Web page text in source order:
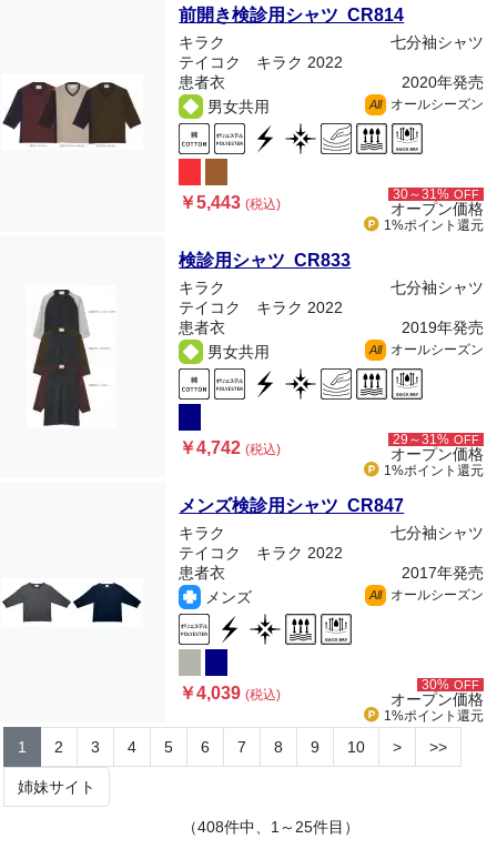
前開き検診用シャツ CR814
キラク
七分袖シャツ
テイコク キラク 2022
患者衣
2020年発売
男女共用
All オールシーズン
￥5,443(税込)
30～31% OFF
オープン価格
1%ポイント 還元
検診用シャツ CR833
キラク
七分袖シャツ
テイコク キラク 2022
患者衣
2019年発売
男女共用
All オールシーズン
￥4,742(税込)
29～31% OFF
オープン価格
1%ポイント 還元
メンズ検診用シャツ CR847
キラク
七分袖シャツ
テイコク キラク 2022
患者衣
2017年発売
メンズ
All オールシーズン
￥4,039(税込)
30% OFF
オープン価格
1%ポイント 還元
1 2 3 4 5 6 7 8 9 10 > >>
姉妹サイト
（408件中、1～25件目）